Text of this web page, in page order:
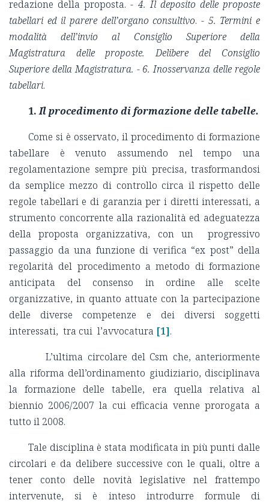
redazione della proposta. - 4. Il deposito delle proposte
tabellari ed il parere dell’organo consultivo. - 5. Termini e
modalità dell’invio al Consiglio Superiore della
Magistratura delle proposte. Delibere del Consiglio
Superiore della Magistratura. - 6. Inosservanza delle regole
tabellari.
1.Il procedimento di formazione delle tabelle.
Come si è osservato, il procedimento di formazione
tabellare è venuto assumendo nel tempo una
regolamentazione sempre più precisa, trasformandosi
da semplice mezzo di controllo circa il rispetto delle
regole tabellari e di garanzia per i diretti interessati, a
strumento concorrente alla razionalità ed adeguatezza
della proposta organizzativa, con un progressivo
passaggio da una funzione di verifica “ex post” della
regolarità del procedimento a metodo di formazione
anticipata del consenso in ordine alle scelte
organizzative, in quanto attuate con la partecipazione
delle diverse competenze e dei diversi soggetti
interessati, tra cui l’avvocatura [1].
L’ultima circolare del Csm che, anteriormente
alla riforma dell’ordinamento giudiziario, disciplinava
la formazione delle tabelle, era quella relativa al
biennio 2006/2007 la cui efficacia venne prorogata a
tutto il 2008.
Tale disciplina è stata modificata in più punti dalle
circolari e da delibere successive con le quali, oltre a
tener conto delle novità legislative nel frattempo
intervenute, si è inteso introdurre formule di